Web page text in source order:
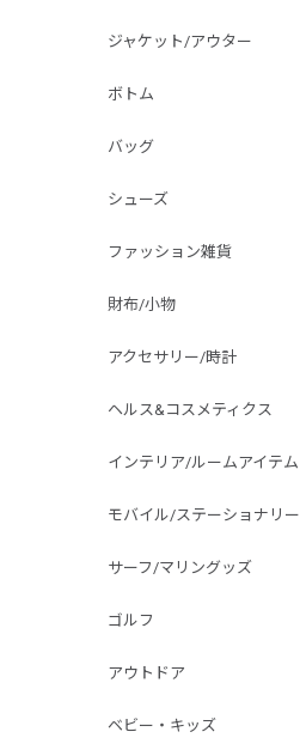
ジャケット/アウター
ボトム
バッグ
シューズ
ファッション雑貨
財布/小物
アクセサリー/時計
ヘルス&コスメティクス
インテリア/ルームアイテム
モバイル/ステーショナリー
サーフ/マリングッズ
ゴルフ
アウトドア
ベビー・キッズ